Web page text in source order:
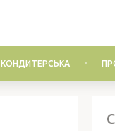
КОНДИТЕРСЬКА